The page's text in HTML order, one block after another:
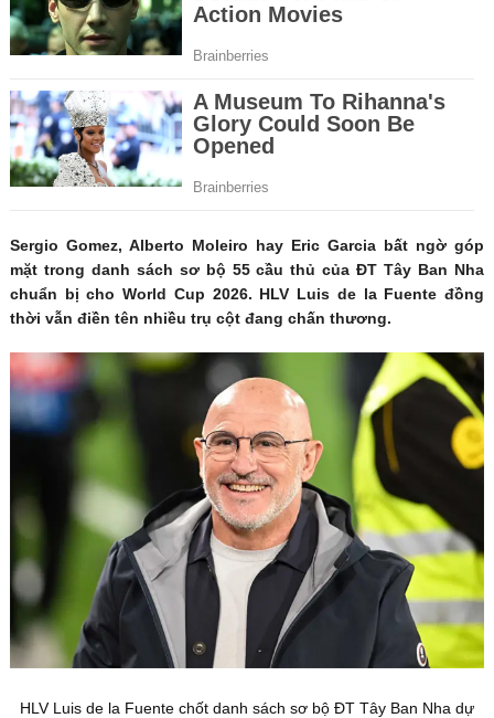
Sergio Gomez, Alberto Moleiro hay Eric Garcia bất ngờ góp
mặt trong danh sách sơ bộ 55 cầu thủ của ĐT Tây Ban Nha
chuẩn bị cho World Cup 2026. HLV Luis de la Fuente đồng
thời vẫn điền tên nhiều trụ cột đang chấn thương.
HLV Luis de la Fuente chốt danh sách sơ bộ ĐT Tây Ban Nha dự